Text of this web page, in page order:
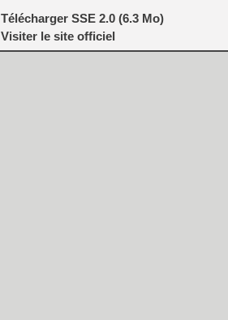
Télécharger SSE 2.0 (6.3 Mo)
Visiter le site officiel